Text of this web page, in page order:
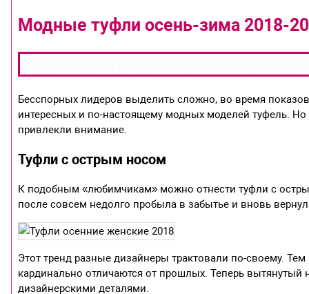
Модные туфли осень-зима 2018-
Бесспорных лидеров выделить сложно, во время
интересных и по-настоящему модных моделей туфель.
привлекли внимание.
Туфли с острым носом
К подобным «любимчикам» можно отнести туфли с
после совсем недолго пробыла в забытье и вновь
Этот тренд разные дизайнеры трактовали по-своему.
кардинально отличаются от прошлых. Теперь
дизайнерскими деталями.